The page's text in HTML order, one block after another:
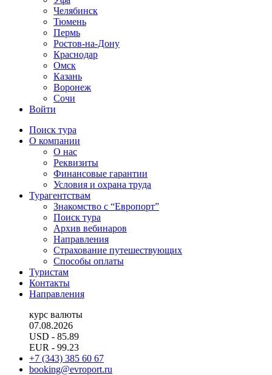
Челябинск
Тюмень
Пермь
Ростов-на-Дону
Краснодар
Омск
Казань
Воронеж
Сочи
Войти
Поиск тура
О компании
О нас
Реквизиты
Финансовые гарантии
Условия и охрана труда
Турагентствам
Знакомство с “Европорт”
Поиск тура
Архив вебинаров
Направления
Страхование путешествующих
Способы оплаты
Туристам
Контакты
Направления
курс валюты
07.08.2026
USD - 85.89
EUR - 99.23
+7 (343) 385 60 67
booking@evroport.ru